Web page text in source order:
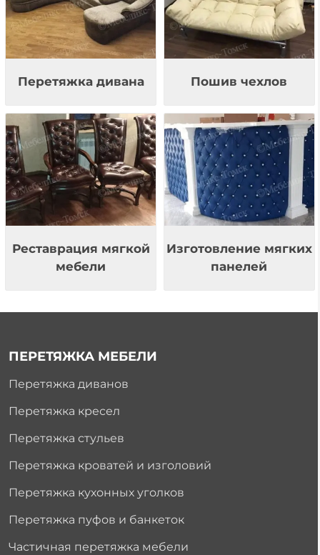
Перетяжка дивана Пошив чехлов
Реставрация мягкой
мебели
Изготовление мягких
панелей
ПЕРЕТЯЖКА МЕБЕЛИ
Перетяжка диванов
Перетяжка кресел
Перетяжка стульев
Перетяжка кроватей и изголовий
Перетяжка кухонных уголков
Перетяжка пуфов и банкеток
Частичная перетяжка мебели